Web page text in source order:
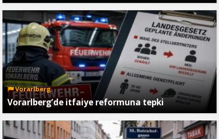
Vorarlberg
Vorarlberg’de itfaiye reformuna tepki